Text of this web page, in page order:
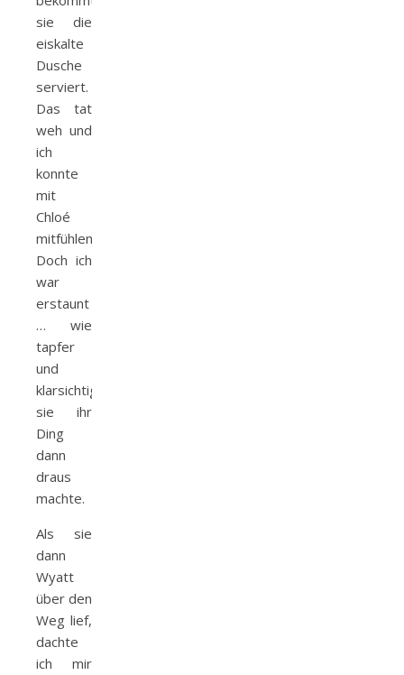
sie die
eiskalte
Dusche
serviert.
Das tat
weh und
ich
konnte
mit
Chloé
mitfühlen.
Doch ich
war
erstaunt
… wie
tapfer
und
klarsichtig
sie ihr
Ding
dann
draus
machte.
Als sie
dann
Wyatt
über den
Weg lief,
dachte
ich mir